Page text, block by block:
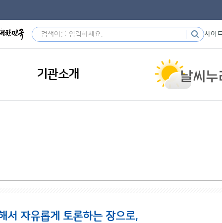
사이
기관소개
서 자유롭게 토론하는 장으로,